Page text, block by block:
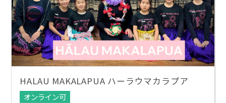
HALAU MAKALAPUA ハーラウマカラプア
オンライン可